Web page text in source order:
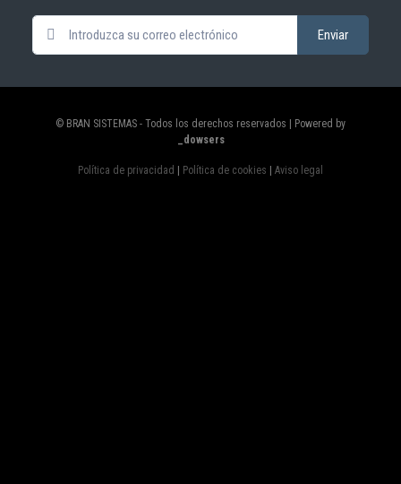
© BRAN SISTEMAS - Todos los derechos reservados | Powered by
_dowsers
Política de privacidad Política de cookies Aviso legal